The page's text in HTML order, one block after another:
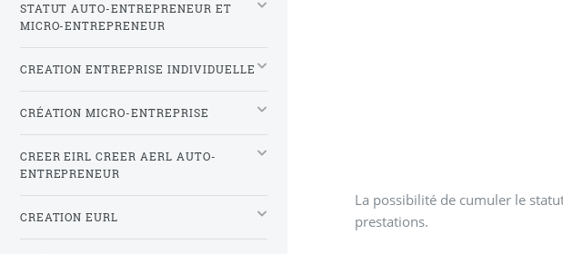
La possibilité de cumuler le
prestations.
STATUT AUTO-ENTREPRENEUR ET
MICRO-ENTREPRENEUR
CREATION ENTREPRISE INDIVIDUELLE
CRÉATION MICRO-ENTREPRISE
CREER EIRL CREER AERL AUTO-
ENTREPRENEUR
CREATION EURL